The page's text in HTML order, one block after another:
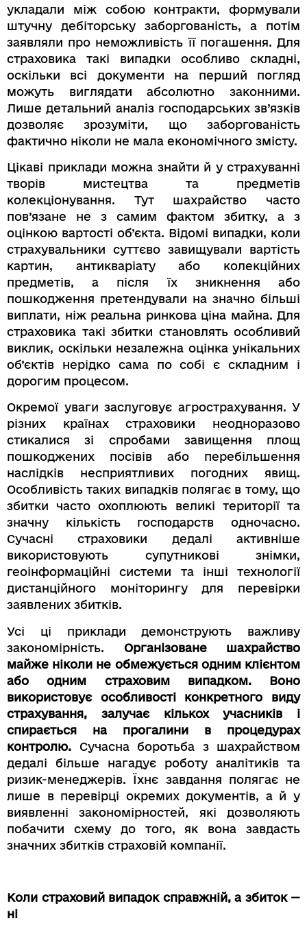
укладали між собою контракти, формували
штучну дебіторську заборгованість, а потім
заявляли про неможливість її погашення. Для
страховика такі випадки особливо складні,
оскільки всі документи на перший погляд
можуть виглядати абсолютно законними.
Лише детальний аналіз господарських зв’язків
дозволяє зрозуміти, що заборгованість
фактично ніколи не мала економічного змісту.
Цікаві приклади можна знайти й у страхуванні
творів мистецтва та предметів
колекціонування. Тут шахрайство часто
пов’язане не з самим фактом збитку, а з
оцінкою вартості об’єкта. Відомі випадки, коли
страхувальники суттєво завищували вартість
картин, антикваріату або колекційних
предметів, а після їх зникнення або
пошкодження претендували на значно більші
виплати, ніж реальна ринкова ціна майна. Для
страховика такі збитки становлять особливий
виклик, оскільки незалежна оцінка унікальних
об’єктів нерідко сама по собі є складним і
дорогим процесом.
Окремої уваги заслуговує агрострахування. У
різних країнах страховики неодноразово
стикалися зі спробами завищення площ
пошкоджених посівів або перебільшення
наслідків несприятливих погодних явищ.
Особливість таких випадків полягає в тому, що
збитки часто охоплюють великі території та
значну кількість господарств одночасно.
Сучасні страховики дедалі активніше
використовують супутникові знімки,
геоінформаційні системи та інші технології
дистанційного моніторингу для перевірки
заявлених збитків.
Усі ці приклади демонструють важливу
закономірність. Організоване шахрайство
майже ніколи не обмежується одним клієнтом
або одним страховим випадком. Воно
використовує особливості конкретного виду
страхування, залучає кількох учасників і
спирається на прогалини в процедурах
контролю. Сучасна боротьба з шахрайством
дедалі більше нагадує роботу аналітиків та
ризик-менеджерів. Їхнє завдання полягає не
лише в перевірці окремих документів, а й у
виявленні закономірностей, які дозволяють
побачити схему до того, як вона завдасть
значних збитків страховій компанії.
Коли страховий випадок справжній, а збиток —
ні